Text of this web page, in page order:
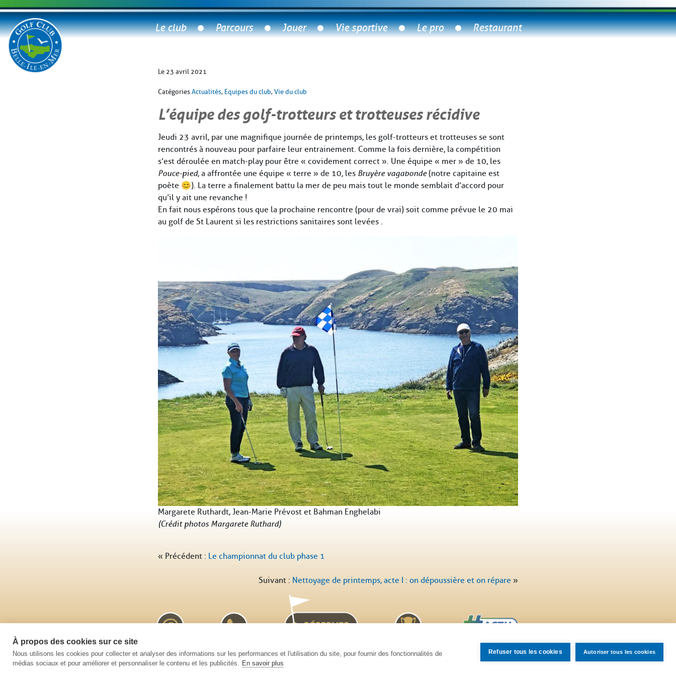
Le club Parcours Jouer Vie sportive Le pro Restaurant
Le 23 avril 2021
Catégories Actualités, Equipes du club, Vie du club
L’équipe des golf-trotteurs et trotteuses récidive
Jeudi 23 avril, par une magnifique journée de printemps, les golf-trotteurs et trotteuses se sont
rencontrés à nouveau pour parfaire leur entrainement. Comme la fois dernière, la compétition
s’est déroulée en match-play pour être « covidement correct ». Une équipe « mer » de 10, les
Pouce-pied, a affrontée une équipe « terre » de 10, les Bruyère vagabonde(notre capitaine est
poète 😊). La terre a finalement battu la mer de peu mais tout le monde semblait d’accord pour
qu’il y ait une revanche !
En fait nous espérons tous que la prochaine rencontre (pour de vrai) soit comme prévue le 20 mai
au golf de St Laurent si les restrictions sanitaires sont levées .
Margarete Ruthardt, Jean-Marie Prévost et Bahman Enghelabi
(Crédit photos Margarete Ruthard)
« Précédent : Le championnat du club phase 1
Suivant : Nettoyage de printemps, acte I : on dépoussière et on répare »
À propos des cookies sur ce site
Nous utilisons les cookies pour collecter et analyser des informations sur les performances et l'utilisation du site, pour fournir des fonctionnalités de
médias sociaux et pour améliorer et personnaliser le contenu et les publicités. En savoir plus
Refuser tous les cookies Autoriser tous les cookies